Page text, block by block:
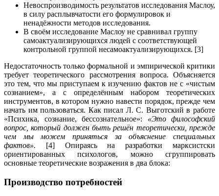
Невоспроизводимость результатов исследования Маслоу,
в силу расплывчатости его формулировок и
ненадёжности методов исследования.
В своём исследование Маслоу не сравнивал группу
самоактуализирующихся людей с соответствующей
контрольной группой несамоактуализирующихся. [3]
Недостаточность только формальной и эмпирической критики
требует теоретического рассмотрения вопроса. Объясняется
это тем, что мы приступаем к изучению фактов не с «чистым
сознанием», а с определённым набором теоретических
инструментов, в котором нужно навести порядок, прежде чем
начать им пользоваться. Как писал Л. С. Выготский в работе
«Психика, сознание, бессознательное»: «Это философский
вопрос, который должен быть решён теоретически, прежде
чем мы можем приняться за объяснение специальных
фактов». [4]
Опираясь на разработки марксистски
ориентированных психологов, можно сгруппировать
основные теоретические возражения в два блока:
Производство потребностей